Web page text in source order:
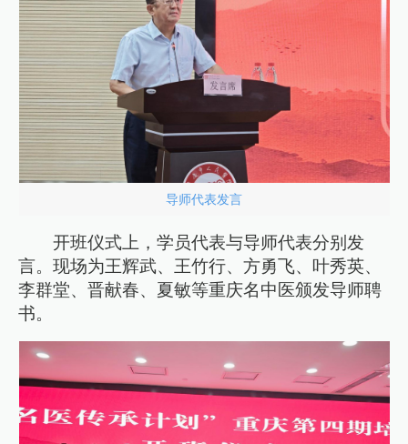
导师代表发言
开班仪式上，学员代表与导师代表分别发
言。现场为王辉武、王竹行、方勇飞、叶秀英、
李群堂、晋献春、夏敏等重庆名中医颁发导师聘
书。